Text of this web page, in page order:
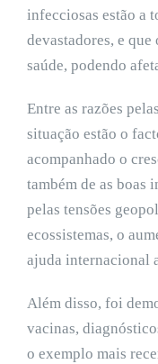
infecciosas estão a
devastadores, e
saúde, podendo
Entre as razões
situação estão o
acompanhado o
também de as boas
pelas tensões
ecossistemas, o
ajuda internacional
Além disso, foi
vacinas,
o exemplo mais